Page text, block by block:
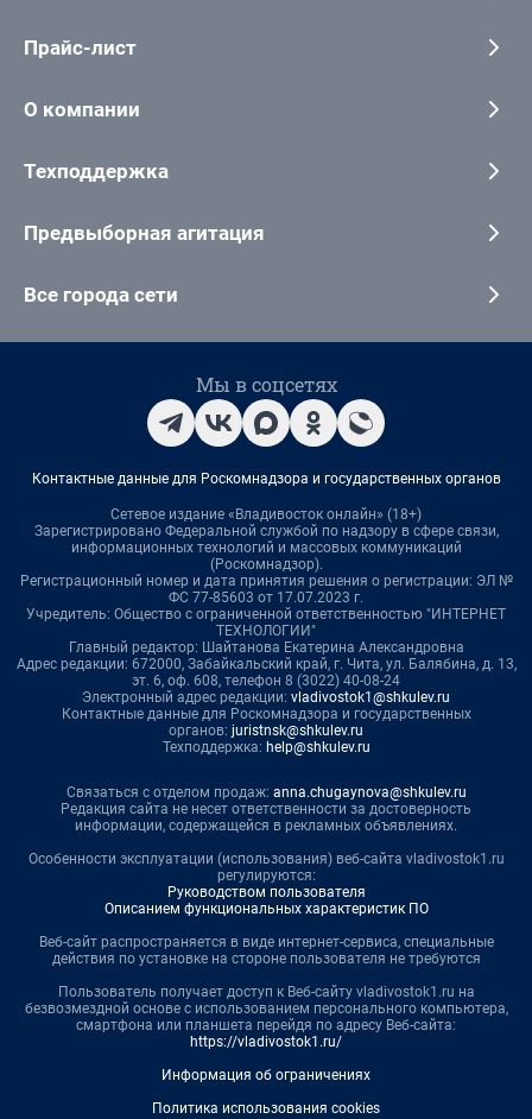
Прайс-лист
О компании
Техподдержка
Предвыборная агитация
Все города сети
Мы в соцсетях
Контактные данные для Роскомнадзора и государственных органов
Сетевое издание «Владивосток онлайн» (18+)
Зарегистрировано Федеральной службой по надзору в сфере связи,
информационных технологий и массовых коммуникаций
(Роскомнадзор).
Регистрационный номер и дата принятия решения о регистрации: ЭЛ №
ФС 77-85603 от 17.07.2023 г.
Учредитель: Общество с ограниченной ответственностью "ИНТЕРНЕТ
ТЕХНОЛОГИИ"
Главный редактор: Шайтанова Екатерина Александровна
Адрес редакции: 672000, Забайкальский край, г. Чита, ул. Балябина, д. 13,
эт. 6, оф. 608, телефон 8 (3022) 40-08-24
Электронный адрес редакции: vladivostok1@shkulev.ru
Контактные данные для Роскомнадзора и государственных
органов: juristnsk@shkulev.ru
Техподдержка: help@shkulev.ru
Связаться с отделом продаж: anna.chugaynova@shkulev.ru
Редакция сайта не несет ответственности за достоверность
информации, содержащейся в рекламных объявлениях.
Особенности эксплуатации (использования) веб-сайта vladivostok1.ru
регулируются:
Руководством пользователя
Описанием функциональных характеристик ПО
Веб-сайт распространяется в виде интернет-сервиса, специальные
действия по установке на стороне пользователя не требуются
Пользователь получает доступ к Веб-сайту vladivostok1.ru на
безвозмездной основе с использованием персонального компьютера,
смартфона или планшета перейдя по адресу Веб-сайта:
https://vladivostok1.ru/
Информация об ограничениях
Политика использования cookies